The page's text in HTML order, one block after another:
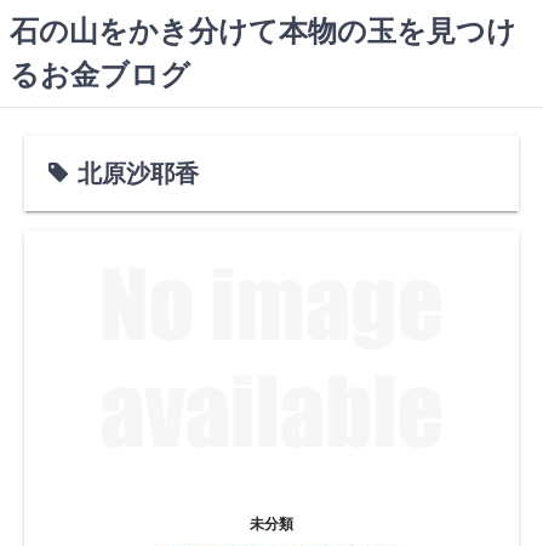
コ
ン
テ
石の山をかき分けて本物の玉を見つけ
るお金ブログ
北原沙耶香
未分類